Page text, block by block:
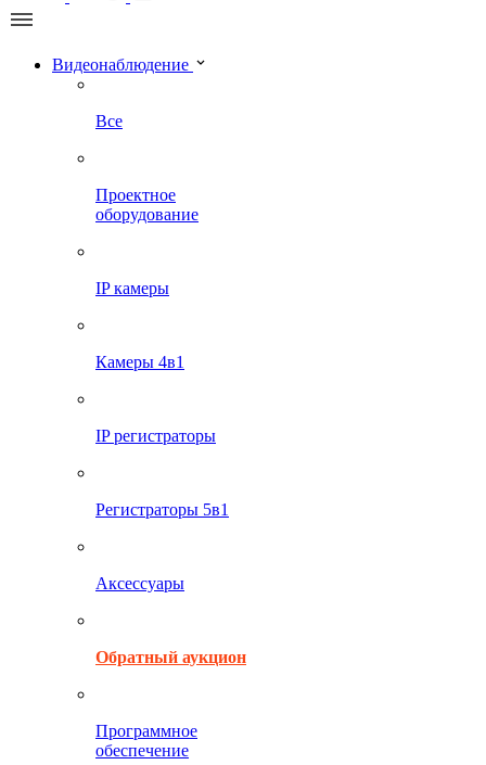
Видеонаблюдение
Все
Проектное
оборудование
IP камеры
Камеры 4в1
IP регистраторы
Регистраторы 5в1
Аксессуары
Обратный аукцион
Программное
обеспечение